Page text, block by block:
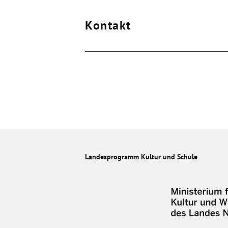
Kontakt
Landesprogramm Kultur und Schule